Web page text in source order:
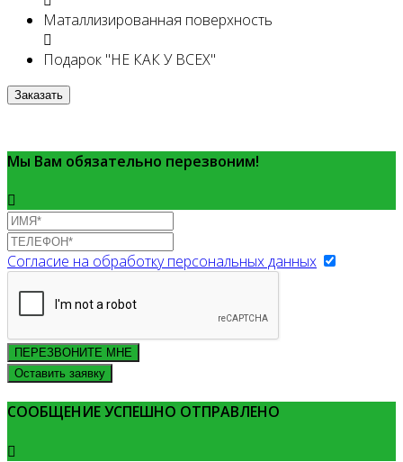
Маталлизированная поверхность
Подарок "НЕ КАК У ВСЕХ"
Заказать
Мы Вам обязательно перезвоним!
Согласие на обработку персональных данных
ПЕРЕЗВОНИТЕ МНЕ
Оставить заявку
СООБЩЕНИЕ УСПЕШНО ОТПРАВЛЕНО